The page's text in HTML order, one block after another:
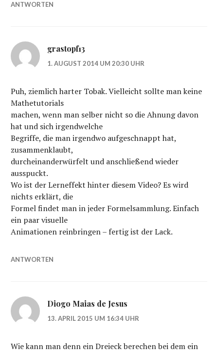
ANTWORTEN
grastopf13
1. AUGUST 2014 UM 20:30 UHR
Puh, ziemlich harter Tobak. Vielleicht sollte man keine
Mathetutorials
machen, wenn man selber nicht so die Ahnung davon
hat und sich irgendwelche
Begriffe, die man irgendwo aufgeschnappt hat,
zusammenklaubt,
durcheinanderwürfelt und anschließend wieder
ausspuckt.
Wo ist der Lerneffekt hinter diesem Video? Es wird
nichts erklärt, die
Formel findet man in jeder Formelsammlung. Einfach
ein paar visuelle
Animationen reinbringen – fertig ist der Lack.
ANTWORTEN
Diogo Maias de Jesus
13. APRIL 2015 UM 16:34 UHR
Wie kann man denn ein Dreieck berechen bei dem ein